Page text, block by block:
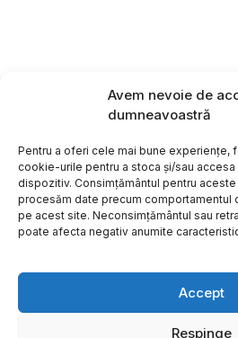
Avem nevoie de
dumneavoastră
Pentru a oferi cele mai bune experiențe,
cookie-urile pentru a stoca și/sau
dispozitiv. Consimțământul pentru
procesăm date precum comportamentul
pe acest site. Neconsimțământul sau
poate afecta negativ anumite
Accept
Respinge